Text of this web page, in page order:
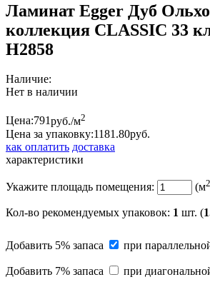
Ламинат Egger Дуб
коллекция CLASSIC 33
Н2858
Наличие:
Нет в наличии
Цена:791руб./м2
Цена за упаковку:1181.80руб.
как оплатить доставка
характеристики
Укажите площадь помещения: (м2
Кол-во рекомендуемых упаковок: 1 шт. (
Добавить 5% запаса при
Добавить 7% запаса
при